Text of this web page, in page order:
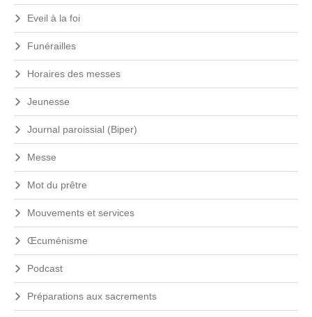
Eveil à la foi
Funérailles
Horaires des messes
Jeunesse
Journal paroissial (Biper)
Messe
Mot du prêtre
Mouvements et services
Œcuménisme
Podcast
Préparations aux sacrements